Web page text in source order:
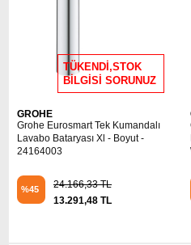
TÜKENDİ,STOK
BİLGİSİ SORUNUZ
GROHE
Grohe Eurosmart Tek Kumandalı
Lavabo Bataryası Xl - Boyut -
24164003
%45
24.166,33 TL
13.291,48 TL